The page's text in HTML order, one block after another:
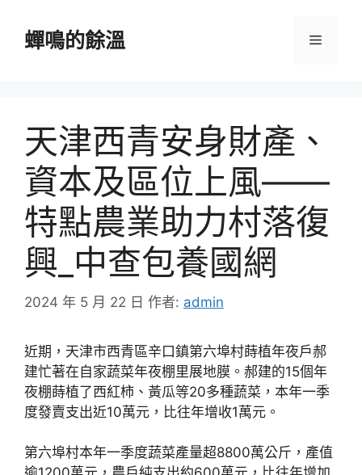
蟬鳴的餘溫 選
天津西青安身財產、
資本及區位上風——
特點農業助力村落復
興_中查包養國網
2024 年 5 月 22 日 作者: admin
近期，天津市西青區辛口鎮第六埠村蒔植年夜戶郝
建忙著在自家蔬菜年夜棚里展地膜。郝建的15個年
夜棚蒔植了西紅柿、黃瓜等20多種蔬菜，本年一季
度發賣支出近10萬元，比往年增收1萬元。
第六埠村本年一季度蔬菜產量超8800萬公斤，產值